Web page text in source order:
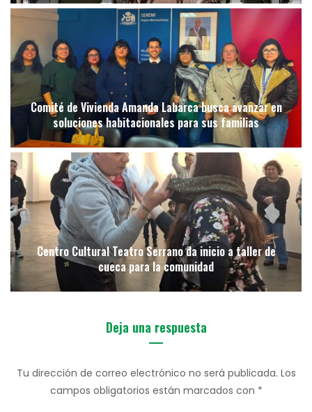
Comité de Vivienda Amanda Labarca busca avanzar en
soluciones habitacionales para sus familias
Centro Cultural Teatro Serrano da inicio a taller de
cueca para la comunidad
Deja una respuesta
Tu dirección de correo electrónico no será publicada. Los
campos obligatorios están marcados con *